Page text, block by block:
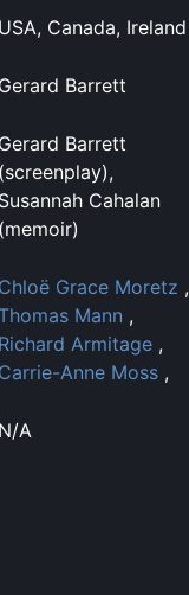
USA, Canada, Ireland
Gerard Barrett
Gerard Barrett
(screenplay),
Susannah Cahalan
(memoir)
Chloë Grace Moretz ,
Thomas Mann ,
Richard Armitage ,
Carrie-Anne Moss ,
N/A